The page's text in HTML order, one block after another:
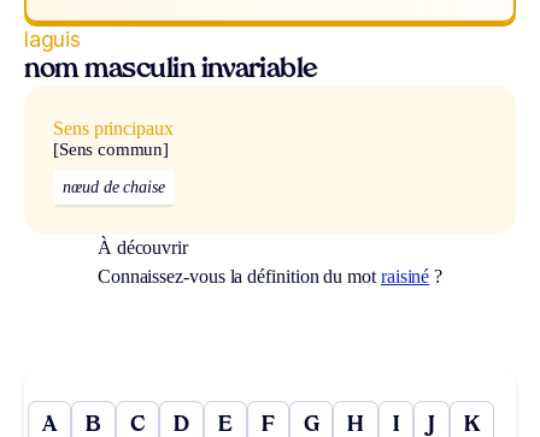
laguis
nom masculin invariable
Sens principaux
[Sens commun]
nœud de chaise
À découvrir
Connaissez-vous la définition du mot raisiné ?
A B C D E F G H I J K